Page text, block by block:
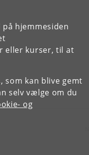
hjemmesiden
eller kurser, til at
som kan blive gemt
selv vælge om du
og